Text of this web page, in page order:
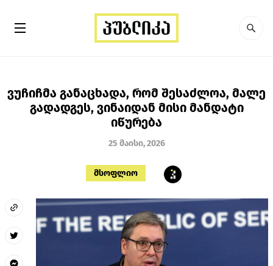
ვუჩიჩმა განაცხადა, რომ შესაძლოა, მალე
გადადგეს, ვინაიდან მისი მანდატი
იწურება
25 მაისი, 2026
მსოფლიო